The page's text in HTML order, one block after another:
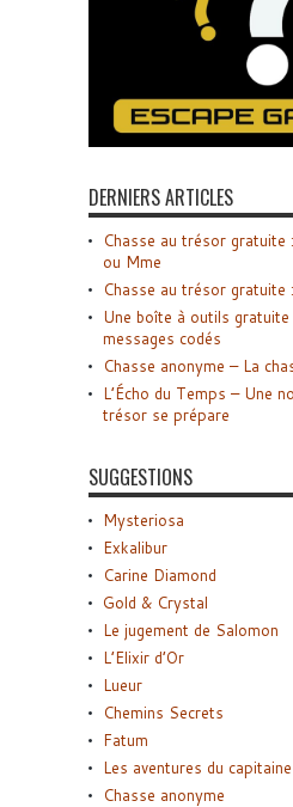
DERNIERS ARTICLES
Chasse au trésor gratuite
ou Mme
Chasse au trésor gratuite
Une boîte à outils
messages codés
Chasse anonyme – La
L’Écho du Temps – Une
trésor se prépare
SUGGESTIONS
Mysteriosa
Exkalibur
Carine Diamond
Gold & Crystal
Le jugement de Salomon
L’Elixir d’Or
Lueur
Chemins Secrets
Fatum
Les aventures du
Chasse anonyme